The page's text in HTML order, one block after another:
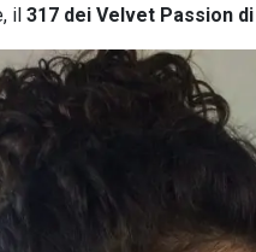
il 317 dei Velvet Passion